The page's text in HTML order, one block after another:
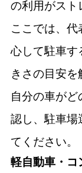
の利用がスト
ここでは、
心して駐車す
きさの目安を
自分の車が
認し、駐車場
てください。
軽自動車・コ